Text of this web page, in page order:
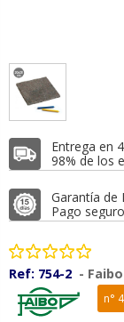
Entrega en
98% de los
Garantía de
Pago
Ref: 754-2 - Faibo
n°